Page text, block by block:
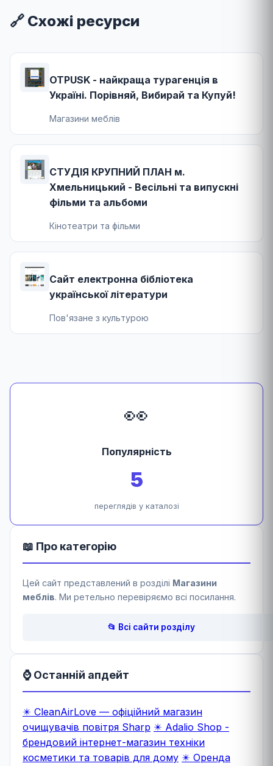
🔗 Схожі ресурси
OTPUSK - найкраща турагенція в
Україні. Порівняй, Вибирай та Купуй!
Магазини меблів
СТУДІЯ КРУПНИЙ ПЛАН м.
Хмельницький - Весільні та випускні
фільми та альбоми
Кінотеатри та фільми
Cайт електронна бібліотека
української літератури
Пов'язане з культурою
👀
Популярність
5
переглядів у каталозі
📖 Про категорію
Цей сайт представлений в розділі Магазини
меблів. Ми ретельно перевіряємо всі посилання.
📂 Всі сайти розділу
⌚ Останній апдейт
✴️ CleanAirLove — офіційний магазин
очищувачів повітря Sharp ✴️ Adalio Shop -
брендовий інтернет-магазин техніки
косметики та товарів для дому ✴️ Оренда